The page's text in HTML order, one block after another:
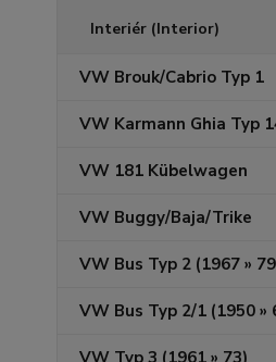
Interiér (Interior)
VW Brouk/Cabrio Typ 1
VW Karmann Ghia Typ
VW 181 Kübelwagen
VW Buggy/Baja/Trike
VW Bus Typ 2 (1967 »
VW Bus Typ 2/1 (1950 »
VW Typ 3 (1961 » 73)